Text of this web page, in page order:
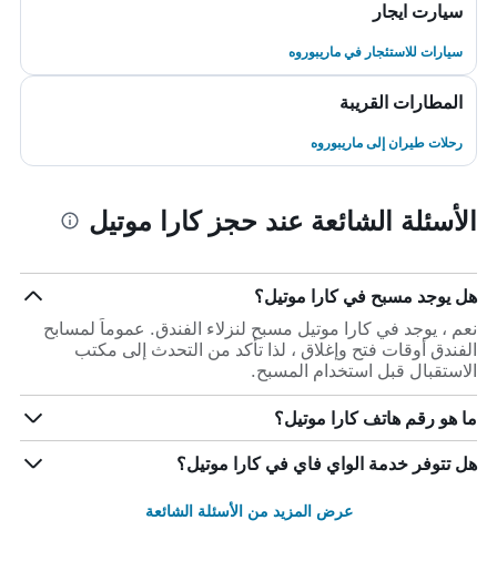
سيارت ايجار
سيارات للاستئجار في ماريبوروه
المطارات القريبة
رحلات طيران إلى ماريبوروه
الأسئلة الشائعة عند حجز كارا موتيل
هل يوجد مسبح في كارا موتيل؟
نعم ، يوجد في كارا موتيل مسبح لنزلاء الفندق. عموماً لمسابح
الفندق أوقات فتح وإغلاق ، لذا تأكد من التحدث إلى مكتب
الاستقبال قبل استخدام المسبح.
ما هو رقم هاتف كارا موتيل؟
هل تتوفر خدمة الواي فاي في كارا موتيل؟
عرض المزيد من الأسئلة الشائعة